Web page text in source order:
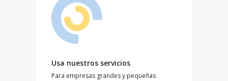
Usa nuestros servicios
Para empresas grandes y pequeñas